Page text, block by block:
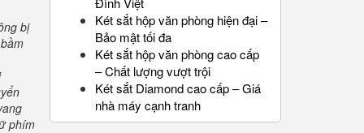
bị
phím
Két sắt hộp văn phòng hiện đại –
Bảo mật tối đa
Két sắt hộp văn phòng cao cấp
– Chất lượng vượt trội
Két sắt Diamond cao cấp – Giá
nhà máy cạnh tranh